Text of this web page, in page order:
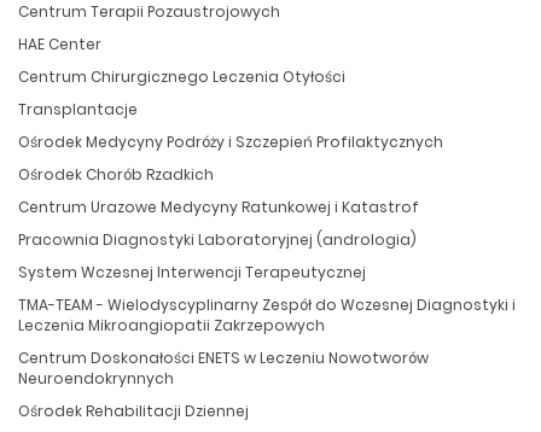
Centrum Terapii Pozaustrojowych
HAE Center
Centrum Chirurgicznego Leczenia Otyłości
Transplantacje
Ośrodek Medycyny Podróży i Szczepień Profilaktycznych
Ośrodek Chorób Rzadkich
Centrum Urazowe Medycyny Ratunkowej i Katastrof
Pracownia Diagnostyki Laboratoryjnej (andrologia)
System Wczesnej Interwencji Terapeutycznej
TMA-TEAM - Wielodyscyplinarny Zespół do Wczesnej Diagnostyki i
Leczenia Mikroangiopatii Zakrzepowych
Centrum Doskonałości ENETS w Leczeniu Nowotworów
Neuroendokrynnych
Ośrodek Rehabilitacji Dziennej